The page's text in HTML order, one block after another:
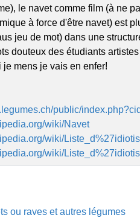
le navet comme film (à ne
à force d'être navet) est
jeu de mot) dans une
douteux des étudiants
je mens je vais en enfer!
public/
wiki/Navet
wiki/
wiki/
ou raves et autres légumes